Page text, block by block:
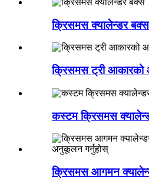
क्रिसमस क्यालेन्डर
क्रिसमस ट्री
कस्टम क्रिसमस
क्रिसमस आगमन